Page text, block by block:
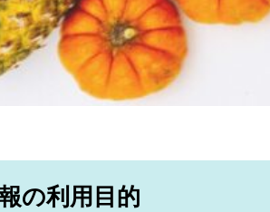
の利用目的